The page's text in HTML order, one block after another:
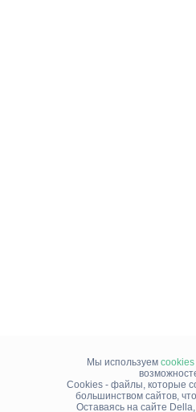
Мы используем cookies
Cookies - файлы, которые
большинством сайтов,
Оставаясь на сайте